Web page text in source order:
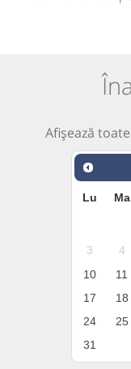
Afișează
Lu Ma
3
4
10
11
17
18
24
25
31